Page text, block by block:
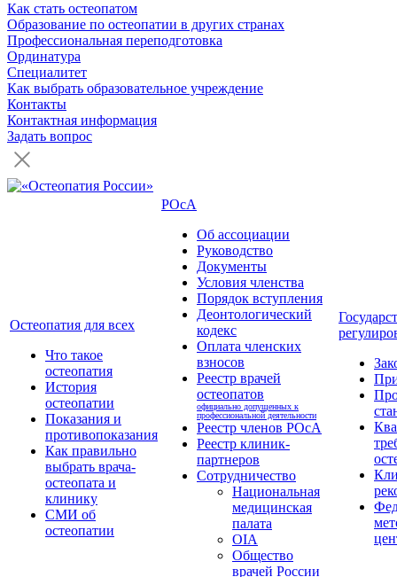
Как стать остеопатом
Образование по остеопатии в других странах
Профессиональная переподготовка
Ординатура
Специалитет
Как выбрать образовательное учреждение
Контакты
Контактная информация
Задать вопрос
Остеопатия для всех
Что такое
остеопатия
История
остеопатии
Показания и
противопоказания
Как правильно
выбрать врача-
остеопата и
клинику
СМИ об
остеопатии
РОсА
Об ассоциации
Руководство
Документы
Условия членства
Порядок вступления
Деонтологический
кодекс
Оплата членских
взносов
Реестр врачей
остеопатов
официально допущенных к
профессиональной деятельности
Реестр членов РОсА
Реестр клиник-
партнеров
Сотрудничество
Национальная
медицинская
палата
OIA
Общество
врачей России